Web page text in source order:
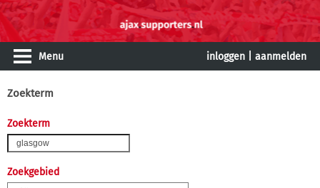
Menu inloggen aanmelden
Zoekterm
Zoekterm
Zoekgebied